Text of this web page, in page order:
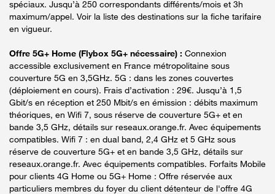
spéciaux. Jusqu’à 250 correspondants différents/mois et 3h
maximum/appel. Voir la liste des destinations sur la fiche tarifaire
en vigueur.
Offre 5G+ Home (Flybox 5G+ nécessaire) : Connexion
accessible exclusivement en France métropolitaine sous
couverture 5G en 3,5GHz. 5G : dans les zones couvertes
(déploiement en cours). Frais d’activation : 29€. Jusqu’à 1,5
Gbit/s en réception et 250 Mbit/s en émission : débits maximum
théoriques, en Wifi 7, sous réserve de couverture 5G+ et en
bande 3,5 GHz, détails sur reseaux.orange.fr. Avec équipements
compatibles. Wifi 7 : en dual band, 2,4 GHz et 5 GHz sous
réserve de couverture 5G+ et en bande 3,5 GHz, détails sur
reseaux.orange.fr. Avec équipements compatibles. Forfaits Mobile
pour clients 4G Home ou 5G+ Home : Offre réservée aux
particuliers membres du foyer du client détenteur de l'offre 4G